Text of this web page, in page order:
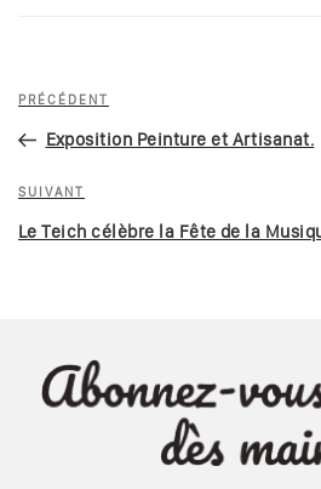
Navigation
l’article
Article
précédent
PRÉCÉDENT
Exposition Peinture et Artisanat.
Article
suivant
SUIVANT
Le Teich célèbre la Fête de la